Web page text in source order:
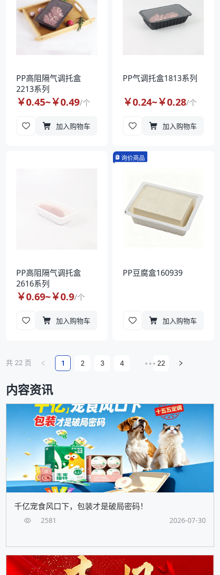
PP高阻隔气调托盒
2213系列
￥0.45~￥0.49/个
加入购物车
PP气调托盒1813系列
￥0.24~￥0.28/个
加入购物车
PP高阻隔气调托盒
2616系列
￥0.69~￥0.9/个
加入购物车
询价商品
PP豆腐盒160939
加入购物车
共 22 页 1 2 3 4 ••• 22
内容资讯
千亿宠食风口下，包装才是破局密码！
2581 2026-07-30